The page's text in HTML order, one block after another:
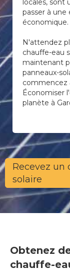
locales, sont
passer à une
économique.
N'attendez
chauffe-eau
maintenant
panneaux-
commencez
Économiser
planète à
Recevez un
solaire
Obtenez
chauffe-